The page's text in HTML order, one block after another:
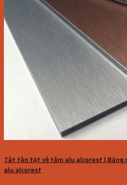
Tất tần tật về tấm alu alcorest | Bảng
alu alcorest